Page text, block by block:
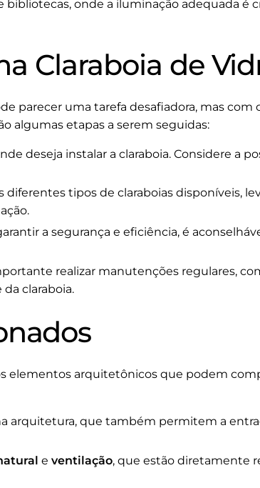
bibliotecas, onde a iluminação adequada é
Claraboia de
parecer uma tarefa desafiadora, mas
algumas etapas a serem seguidas:
deseja instalar a claraboia. Considere a
diferentes tipos de claraboias disponíveis,
a segurança e eficiência, é
realizar manutenções regulares,
claraboia.
elementos arquitetônicos que podem
arquitetura, que também permitem a
e ventilação, que estão diretamente